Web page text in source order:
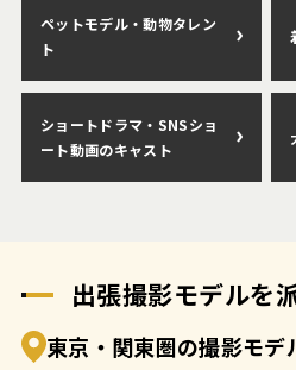
ペットモデル・動物タレン
ト
ショートドラマ・SNSショ
ート動画のキャスト
出張撮影モデルを
東京・関東圏の撮影モデ